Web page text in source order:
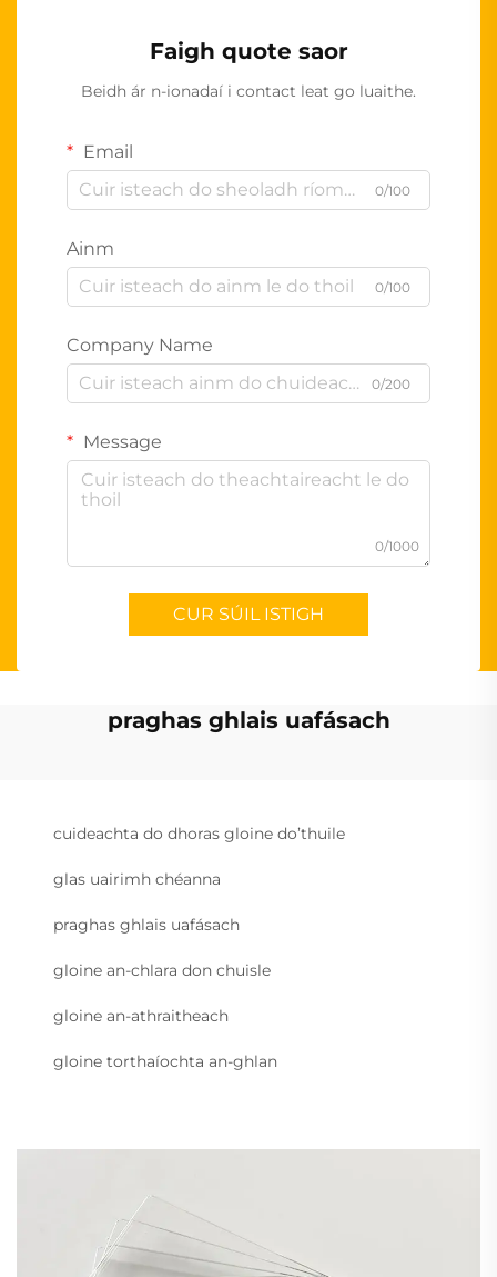
Faigh quote saor
Beidh ár n-ionadaí i contact leat go luaithe.
Email
0/100
Ainm
0/100
Company Name
0/200
Message
0/1000
CUR SÚIL ISTIGH
praghas ghlais uafásach
cuideachta do dhoras gloine do’thuile
glas uairimh chéanna
praghas ghlais uafásach
gloine an-chlara don chuisle
gloine an-athraitheach
gloine torthaíochta an-ghlan